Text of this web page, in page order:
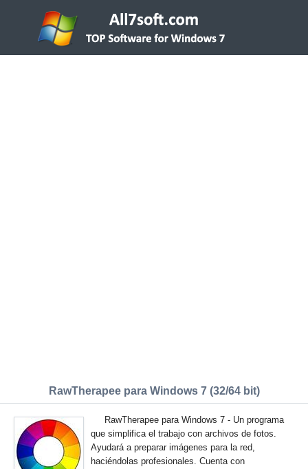
RawTherapee para Windows 7 (32/64 bit)
RawTherapee para Windows 7 - Un programa
que simplifica el trabajo con archivos de fotos.
Ayudará a preparar imágenes para la red,
haciéndolas profesionales. Cuenta con